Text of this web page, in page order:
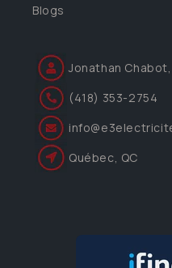
Blogs
Jonathan
(418) 353-2754
Québec, QC